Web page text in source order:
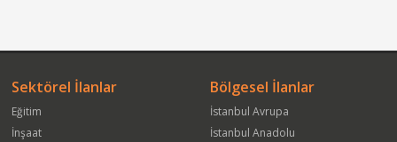
Sektörel İlanlar
Eğitim
İnşaat
Bölgesel İlanlar
İstanbul Avrupa
İstanbul Anadolu